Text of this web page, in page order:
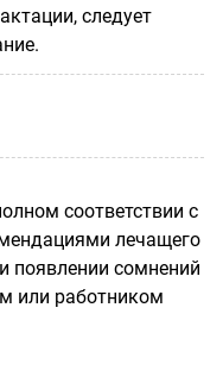
следует
соответствии с
лечащего
появлении сомнений
или работником